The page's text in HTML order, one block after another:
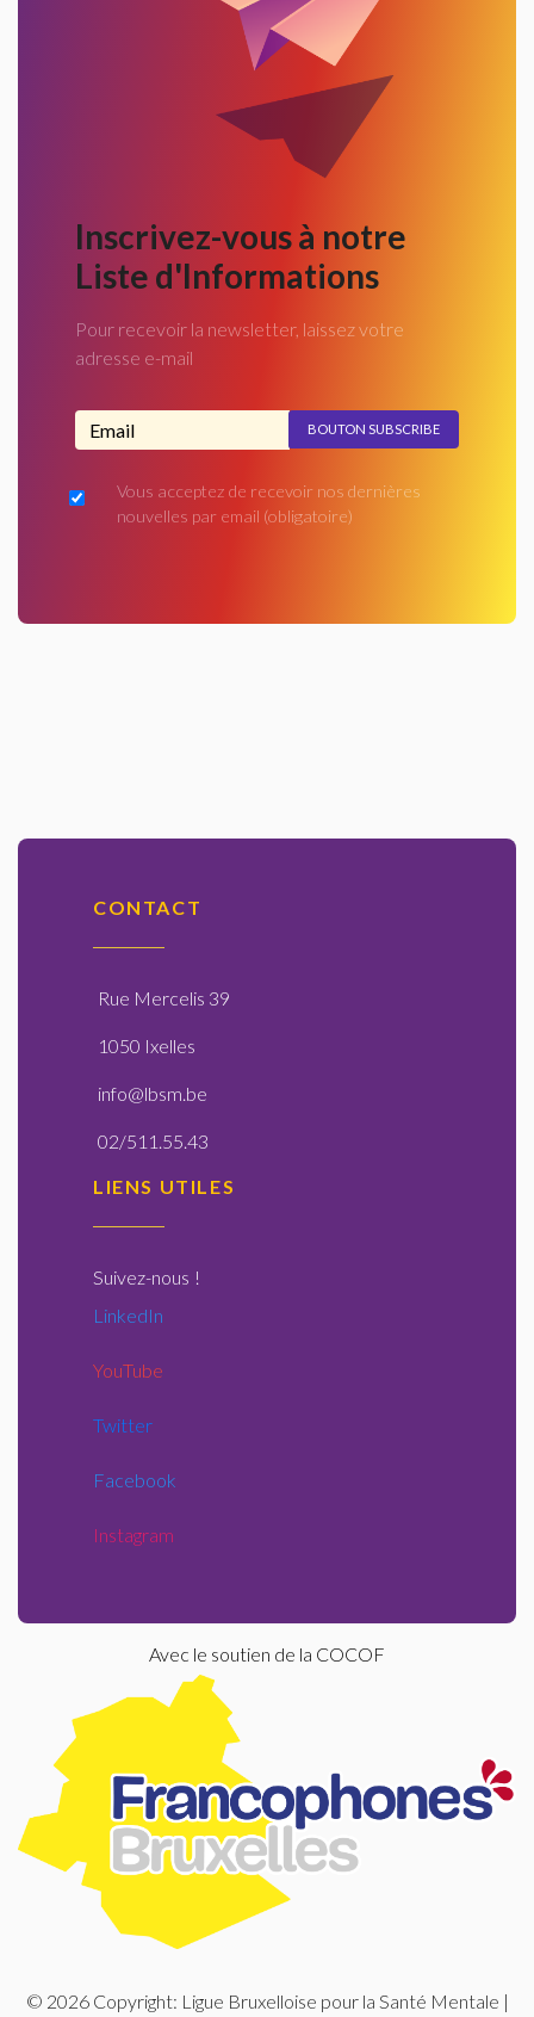
Inscrivez-vous à notre
Liste d'Informations
Pour recevoir la newsletter, laissez votre
adresse e-mail
Adresse email...
Vous acceptez de recevoir nos dernières
nouvelles par email (obligatoire)
CONTACT
Rue Mercelis 39
1050 Ixelles
info@lbsm.be
02/511.55.43
LIENS UTILES
Suivez-nous !
LinkedIn
YouTube
Twitter
Facebook
Instagram
Avec le soutien de la COCOF
© 2026 Copyright: Ligue Bruxelloise pour la Santé Mentale |